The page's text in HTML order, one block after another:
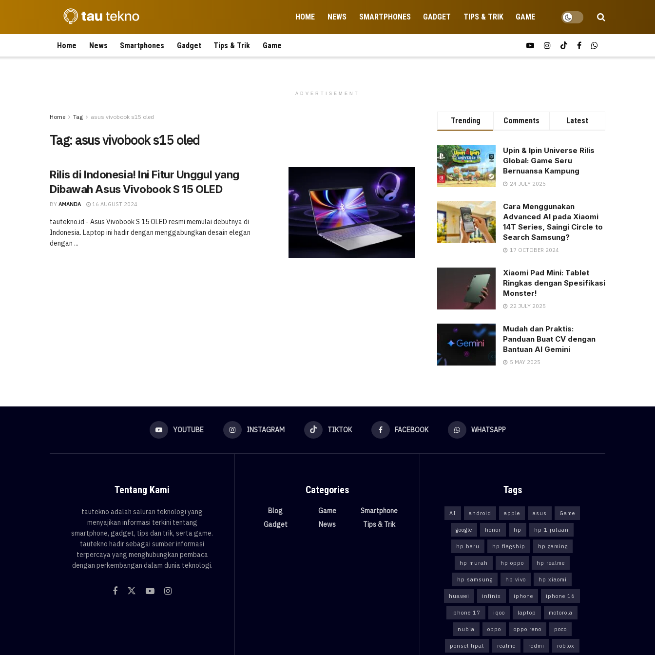
HOME NEWS SMARTPHONES GADGET TIPS & TRIK GAME
Home News Smartphones Gadget Tips & Trik Game
ADVERTISEMENT
Home Tag asus vivobook s15 oled
Tag: asus vivobook s15 oled
Rilis di Indonesia! Ini Fitur Unggul yang
Dibawah Asus Vivobook S 15 OLED
BY AMANDA 16 AUGUST 2024
tautekno.id - Asus Vivobook S 15 OLED resmi memulai debutnya di
Indonesia. Laptop ini hadir dengan menggabungkan desain elegan
dengan ...
Trending Comments Latest
Upin & Ipin Universe Rilis
Global: Game Seru
Bernuansa Kampung
24 JULY 2025
Cara Menggunakan
Advanced AI pada Xiaomi
14T Series, Saingi Circle to
Search Samsung?
17 OCTOBER 2024
Xiaomi Pad Mini: Tablet
Ringkas dengan Spesifikasi
Monster!
22 JULY 2025
Mudah dan Praktis:
Panduan Buat CV dengan
Bantuan AI Gemini
5 MAY 2025
YOUTUBE INSTAGRAM TIKTOK FACEBOOK WHATSAPP
Tentang Kami
tautekno adalah saluran teknologi yang
menyajikan informasi terkini tentang
smartphone, gadget, tips dan trik, serta game.
tautekno hadir sebagai sumber informasi
terpercaya yang menghubungkan pembaca
dengan perkembangan dalam dunia teknologi.
Categories
Blog
Gadget
Game
News
Smartphone
Tips & Trik
Tags
AI android apple asus Game
google honor hp hp 1 jutaan
hp baru hp flagship hp gaming
hp murah hp oppo hp realme
hp samsung hp vivo hp xiaomi
huawei infinix iphone iphone 16
iphone 17 iqoo laptop motorola
nubia oppo oppo reno poco
ponsel lipat realme redmi roblox